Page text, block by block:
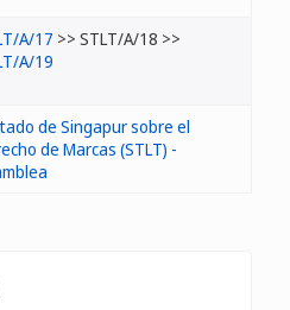
A/17 >> STLT/A/18 >>
A/19
de Singapur sobre el
de Marcas (STLT) -